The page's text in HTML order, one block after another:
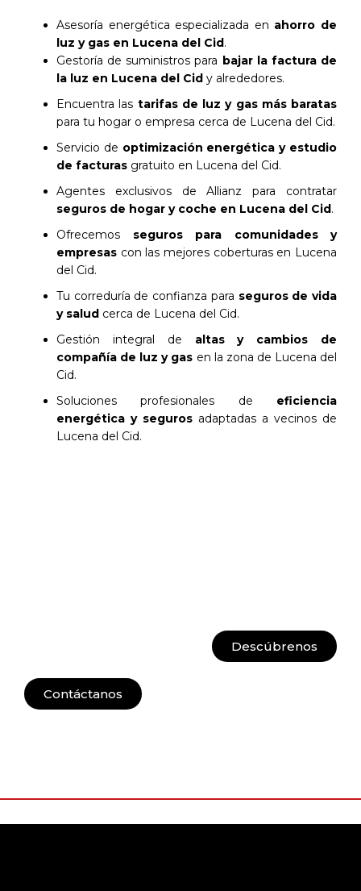
Asesoría energética especializada en ahorro de
luz y gas en Lucena del Cid.
Gestoría de suministros para bajar la factura de
la luz en Lucena del Cid y alrededores.
Encuentra las tarifas de luz y gas más baratas
para tu hogar o empresa cerca de Lucena del Cid.
Servicio de optimización energética y estudio
de facturas gratuito en Lucena del Cid.
Agentes exclusivos de Allianz para contratar
seguros de hogar y coche en Lucena del Cid.
Ofrecemos seguros para comunidades y
empresas con las mejores coberturas en Lucena
del Cid.
Tu correduría de confianza para seguros de vida
y salud cerca de Lucena del Cid.
Gestión integral de altas y cambios de
compañía de luz y gas en la zona de Lucena del
Cid.
Soluciones profesionales de eficiencia
energética y seguros adaptadas a vecinos de
Lucena del Cid.
Descúbrenos
Contáctanos